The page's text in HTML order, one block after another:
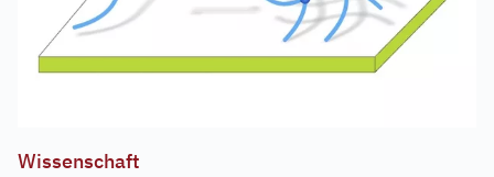
Wissenschaft